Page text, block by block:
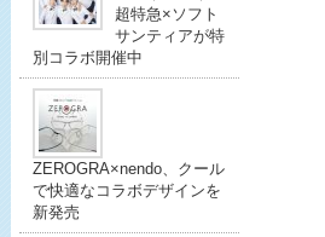
超特急×ソフト
サンティアが特
別コラボ開催中
ZEROGRA×nendo、クール
で快適なコラボデザインを
新発売